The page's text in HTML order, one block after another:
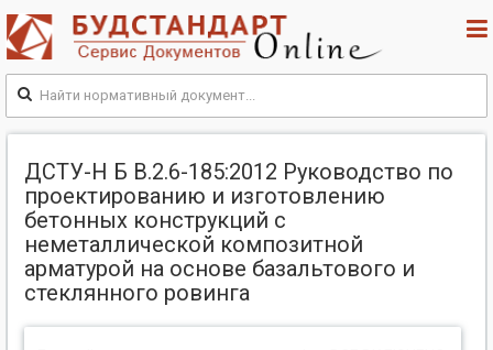
ДСТУ-Н Б В.2.6-185:2012 Руководство по
проектированию и изготовлению
бетонных конструкций с
неметаллической композитной
арматурой на основе базальтового и
стеклянного ровинга